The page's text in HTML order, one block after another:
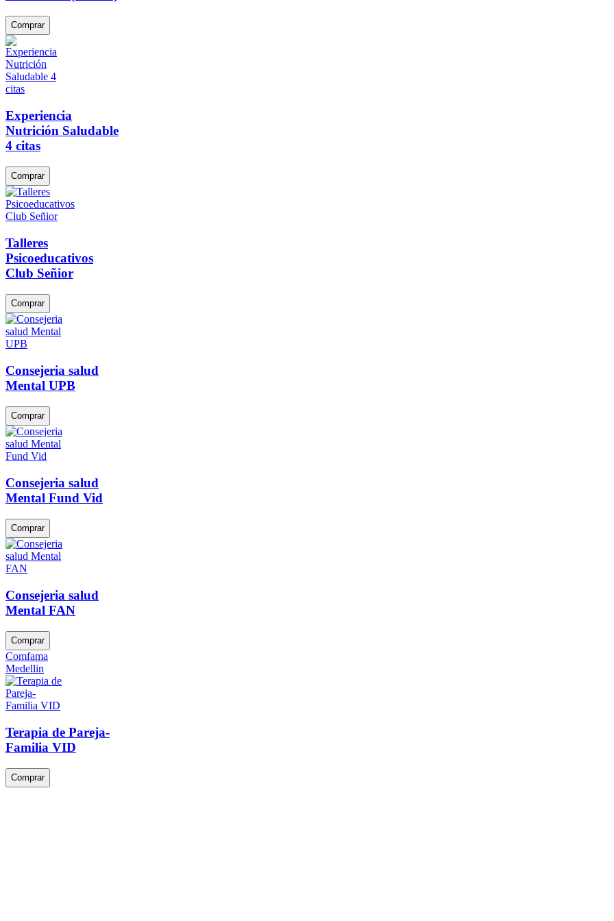
Comprar
Experiencia
Nutrición Saludable
4 citas
Comprar
Talleres
Psicoeducativos
Club Señior
Comprar
Consejeria salud
Mental UPB
Comprar
Consejeria salud
Mental Fund Vid
Comprar
Consejeria salud
Mental FAN
Comprar
Comfama
Medellin
Terapia de Pareja-
Familia VID
Comprar